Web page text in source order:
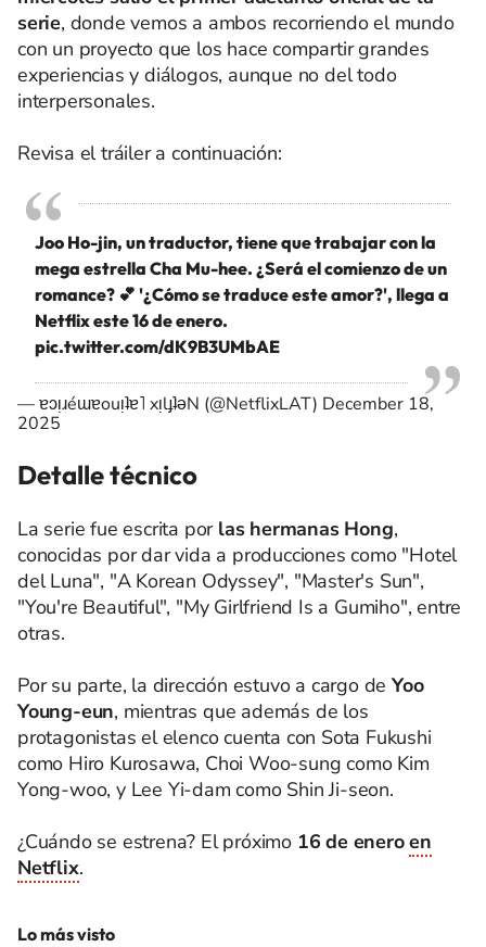
serie, donde vemos a ambos recorriendo el mundo
con un proyecto que los hace compartir grandes
experiencias y diálogos, aunque no del todo
interpersonales.
Revisa el tráiler a continuación:
Joo Ho-jin, un traductor, tiene que trabajar con la
mega estrella Cha Mu-hee. ¿Será el comienzo de un
romance? 💕 '¿Cómo se traduce este amor?', llega a
Netflix este 16 de enero.
pic.twitter.com/dK9B3UMbAE
— ɐɔᴉɹéɯɐouᴉʇɐ˥ xᴉlɟʇǝN (@NetflixLAT) December 18,
2025
Detalle técnico
La serie fue escrita por lashermanas Hong,
conocidas por dar vida a producciones como "Hotel
del Luna", "A Korean Odyssey", "Master's Sun",
"You're Beautiful", "My Girlfriend Is a Gumiho", entre
otras.
Por su parte, la dirección estuvo a cargo deYoo
Young-eun, mientras que además de los
protagonistas el elenco cuenta con Sota Fukushi
como Hiro Kurosawa, Choi Woo-sung como Kim
Yong-woo, y Lee Yi-dam como Shin Ji-seon.
¿Cuándo se estrena? El próximo 16 de eneroen
Netflix.
Lo más visto